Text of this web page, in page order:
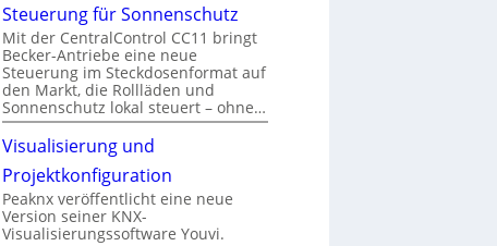
Steuerung für Sonnenschutz
Mit der CentralControl CC11 bringt
Becker-Antriebe eine neue
Steuerung im Steckdosenformat auf
den Markt, die Rollläden und
Sonnenschutz lokal steuert – ohne…
Visualisierung und
Projektkonfiguration
Peaknx veröffentlicht eine neue
Version seiner KNX-
Visualisierungssoftware Youvi.